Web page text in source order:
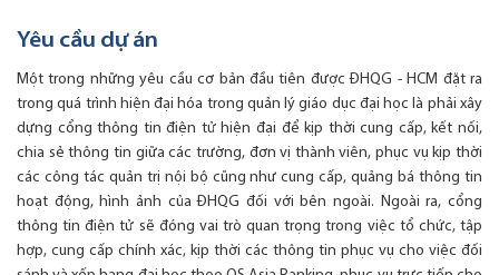
Yêu cầu dự án
Một trong những yêu cầu cơ bản đầu tiên được ĐHQG - HCM đặt ra
trong quá trình hiện đại hóa trong quản lý giáo dục đại học là phải xây
dựng cổng thông tin điện tử hiện đại để kịp thời cung cấp, kết nối,
chia sẻ thông tin giữa các trường, đơn vị thành viên, phục vụ kịp thời
các công tác quản trị nội bộ cũng như cung cấp, quảng bá thông tin
hoạt động, hình ảnh của ĐHQG đối với bên ngoài. Ngoài ra, cổng
thông tin điện tử sẽ đóng vai trò quan trọng trong việc tổ chức, tập
hợp, cung cấp chính xác, kịp thời các thông tin phục vụ cho việc đối